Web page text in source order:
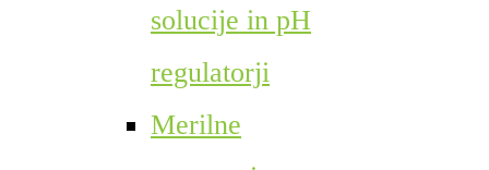
solucije in pH
regulatorji
Merilne